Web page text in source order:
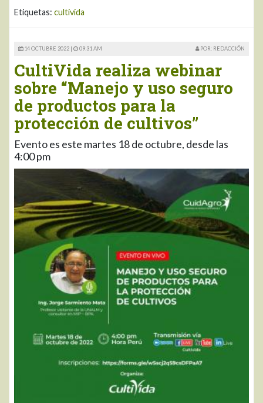
Etiquetas: cultivida
14 OCTUBRE 2022 | 09:31 AM POR: REDACCIÓN
CultiVida realiza webinar
sobre “Manejo y uso seguro
de productos para la
protección de cultivos”
Evento es este martes 18 de octubre, desde las
4:00 pm